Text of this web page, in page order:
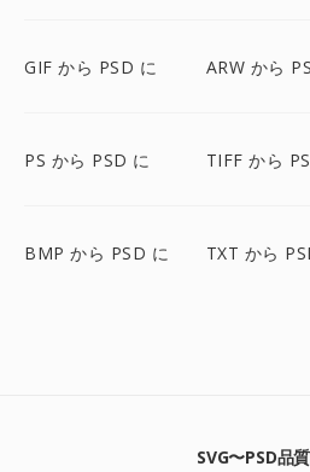
GIF から PSD に ARW から
PS から PSD に TIFF から
BMP から PSD に TXT から
SVG〜PSD品